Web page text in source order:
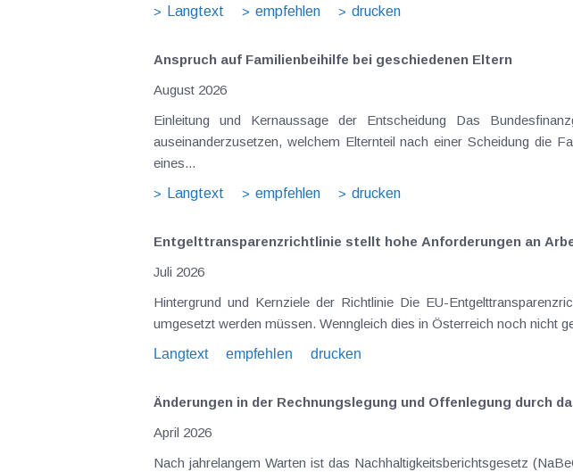
Langtext
empfehlen drucken
Anspruch auf Familienbeihilfe bei geschiedenen Eltern
August 2026
Einleitung und Kernaussage der Entscheidung Das Bundesfinanzgericht (GZ RV/7103366/2025 vom 10.02.2026) hatte sich mit der Frage
auseinanderzusetzen, welchem Elternteil nach einer Scheidung die
eines...
Langtext
empfehlen drucken
Entgelttransparenz​­richtlinie stellt hohe Anforderungen an
Juli 2026
Hintergrund und Kernziele der Richtlinie Die EU-Entgelttransparenzrichtlinie aus Juni 2023 hätte bereits bis 7. Juni 2026 in österreichisches Recht
umgesetzt werden müssen. Wenngleich dies in Österreich noch nicht
Langtext
empfehlen drucken
Änderungen in der Rechnungslegung und Offenlegung durch
April 2026
Nach jahrelangem Warten ist das Nachhaltigkeitsberichtsgesetz